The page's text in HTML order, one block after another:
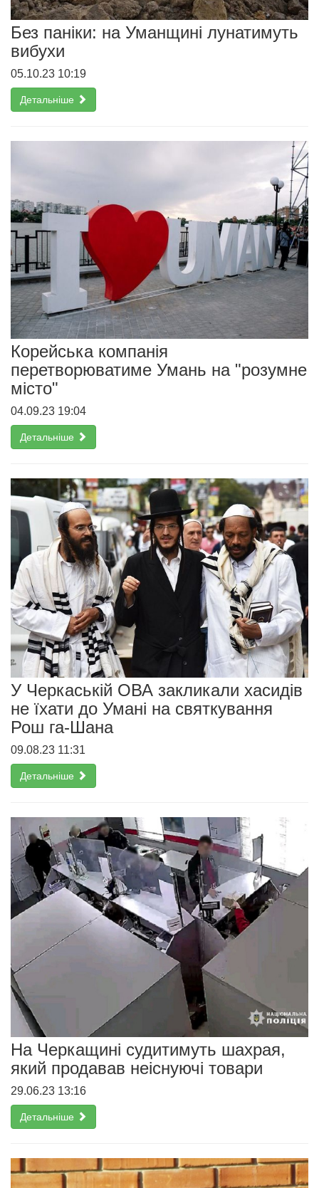
Без паніки: на Уманщині лунатимуть
вибухи
05.10.23 10:19
Детальніше
Корейська компанія
перетворюватиме Умань на "розумне
місто"
04.09.23 19:04
Детальніше
У Черкаській ОВА закликали хасидів
не їхати до Умані на святкування
Рош га-Шана
09.08.23 11:31
Детальніше
На Черкащині судитимуть шахрая,
який продавав неіснуючі товари
29.06.23 13:16
Детальніше